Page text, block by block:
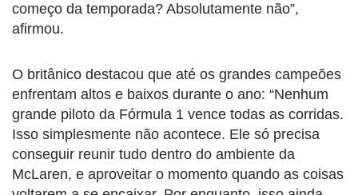
começo da temporada? Absolutamente não”,
afirmou.
O britânico destacou que até os grandes campeões
enfrentam altos e baixos durante o ano: “Nenhum
grande piloto da Fórmula 1 vence todas as corridas.
Isso simplesmente não acontece. Ele só precisa
conseguir reunir tudo dentro do ambiente da
McLaren, e aproveitar o momento quando as coisas